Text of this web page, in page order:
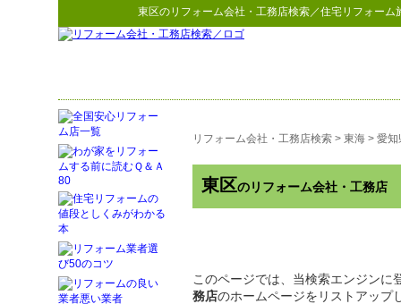
東区のリフォーム会社・工務店検索／住宅リフォーム
リフォーム会社・工務店検索 > 東海 > 愛知
東区のリフォーム会社・工務店
このページでは、当検索エンジンに
務店のホームページをリストアッ